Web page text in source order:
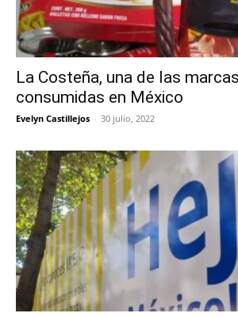
La Costeña, una de las
consumidas en México
Evelyn Castillejos - 30 julio, 2022